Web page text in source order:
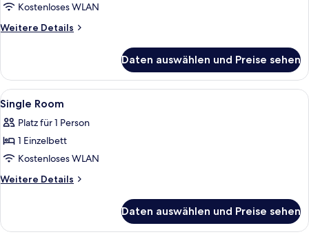
Kostenloses WLAN
Weitere Details
Weitere
Daten auswählen und Preise sehen
Alle
Fotos
für
Single
Room
anzeigen
Verdunkelungsvorhänge,
5
Single Room
Platz für 1 Person
1 Einzelbett
Kostenloses WLAN
Weitere Details
Weitere
Room
Daten auswählen und Preise sehen